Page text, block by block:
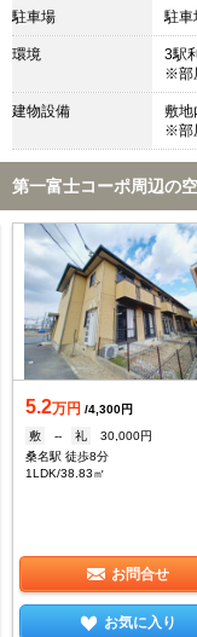
駐車場 駐車
環境
3駅
※部
建物設備
敷地
※部
第一富士コーポ周辺の
5.2万円 /4,300円
敷
-- 礼
30,000円
桑名駅 徒歩8分
1LDK/38.83㎡
お問合せ
お気に入り